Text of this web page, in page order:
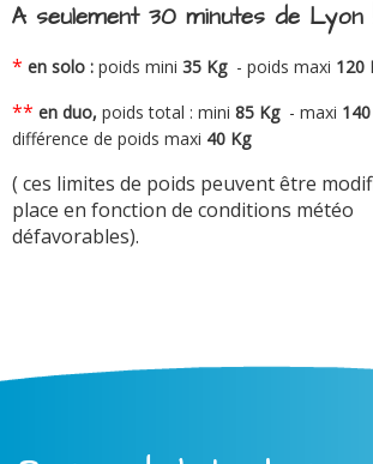
A seulement 30 minutes de Lyon
* en solo : poids mini 35 Kg - poids maxi 120
** en duo, poids total : mini 85 Kg - maxi
différence de poids maxi 40 Kg
( ces limites de poids peuvent être
place en fonction de conditions météo
défavorables).